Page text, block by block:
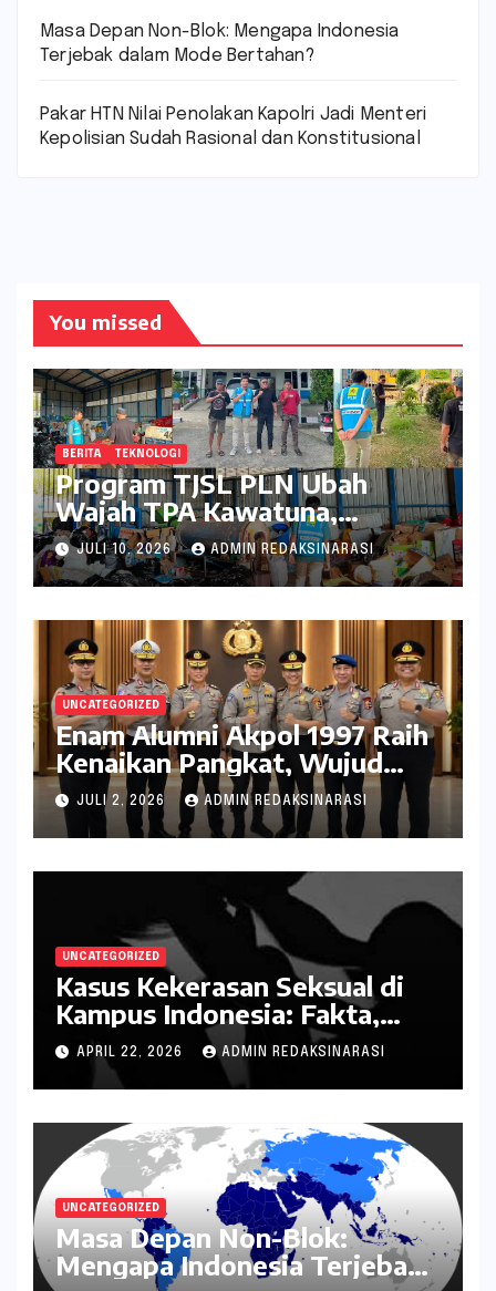
Masa Depan Non-Blok: Mengapa Indonesia
Terjebak dalam Mode Bertahan?
Pakar HTN Nilai Penolakan Kapolri Jadi Menteri
Kepolisian Sudah Rasional dan Konstitusional
You missed
BERITA TEKNOLOGI
Program TJSL PLN Ubah
Wajah TPA Kawatuna,
Sampah Kini Bernilai Ekonomi
dan Lingkungan
JULI 10, 2026 ADMIN REDAKSINARASI
UNCATEGORIZED
Enam Alumni Akpol 1997 Raih
Kenaikan Pangkat, Wujud
Penghargaan atas Pengabdian
kepada Negara
JULI 2, 2026 ADMIN REDAKSINARASI
UNCATEGORIZED
Kasus Kekerasan Seksual di
Kampus Indonesia: Fakta,
Pola Berulang, dan Tantangan
Penanganannya
APRIL 22, 2026 ADMIN REDAKSINARASI
UNCATEGORIZED
Masa Depan Non-Blok:
Mengapa Indonesia Terjebak